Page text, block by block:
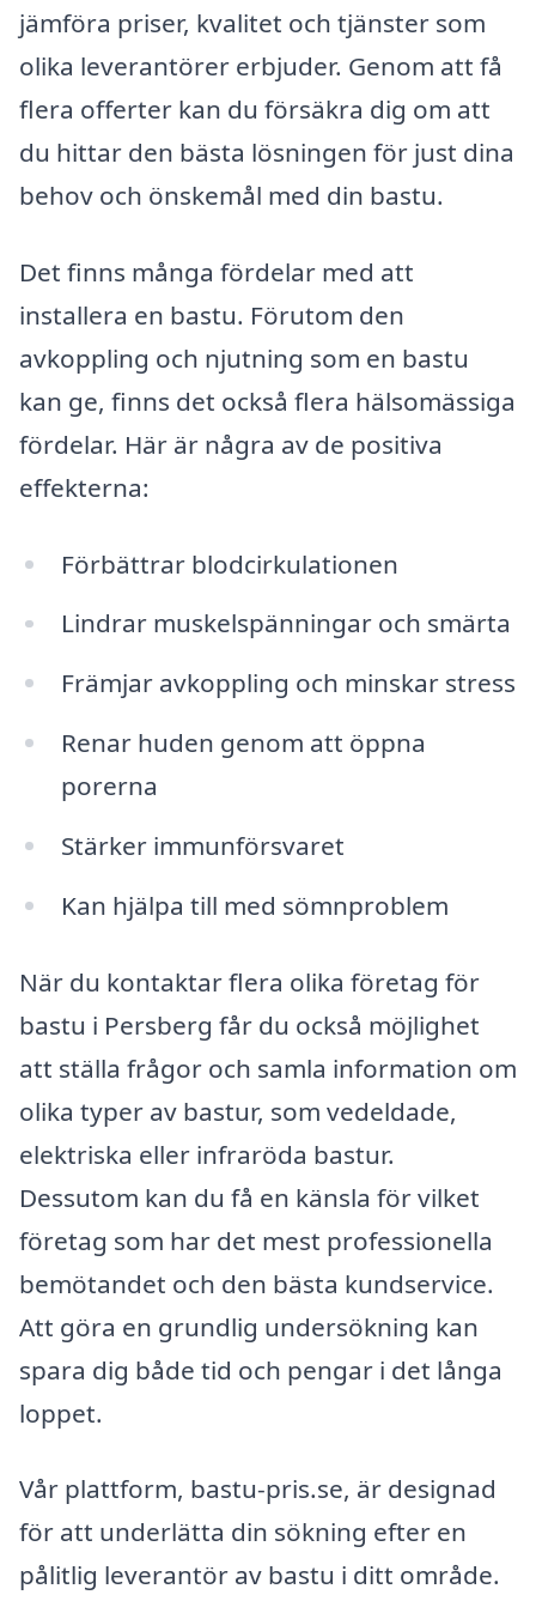
jämföra priser, kvalitet och tjänster som
olika leverantörer erbjuder. Genom att få
flera offerter kan du försäkra dig om att
du hittar den bästa lösningen för just dina
behov och önskemål med din bastu.
Det finns många fördelar med att
installera en bastu. Förutom den
avkoppling och njutning som en bastu
kan ge, finns det också flera hälsomässiga
fördelar. Här är några av de positiva
effekterna:
Förbättrar blodcirkulationen
Lindrar muskelspänningar och smärta
Främjar avkoppling och minskar stress
Renar huden genom att öppna
porerna
Stärker immunförsvaret
Kan hjälpa till med sömnproblem
När du kontaktar flera olika företag för
bastu i Persberg får du också möjlighet
att ställa frågor och samla information om
olika typer av bastur, som vedeldade,
elektriska eller infraröda bastur.
Dessutom kan du få en känsla för vilket
företag som har det mest professionella
bemötandet och den bästa kundservice.
Att göra en grundlig undersökning kan
spara dig både tid och pengar i det långa
loppet.
Vår plattform, bastu-pris.se, är designad
för att underlätta din sökning efter en
pålitlig leverantör av bastu i ditt område.